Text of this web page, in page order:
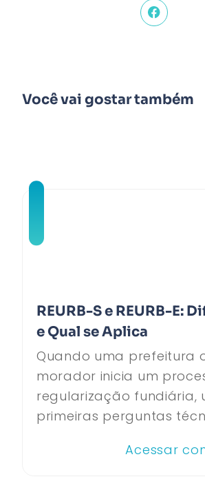
Você vai gostar também
REURB-S e REURB-E:
e Qual se Aplica
Quando uma prefeitura
morador inicia um
regularização fundiária,
primeiras perguntas
Acessar